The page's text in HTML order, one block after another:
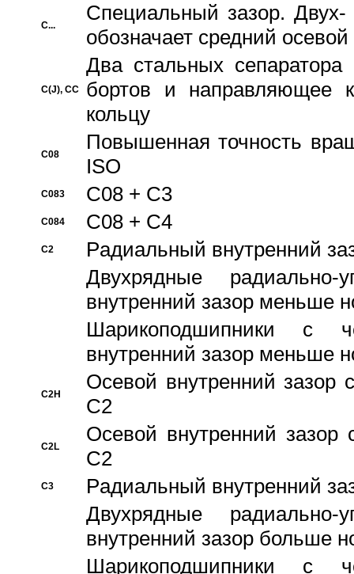
C...
Специальный зазор.
обозначает средний
C(J), CC
Два стальных сепаратора
бортов и направляющее
кольцу
C08
Повышенная точность
ISO
C083 C08 + C3
C084 C08 + C4
C2
Pадиальный внутренний
Двухрядные радиально-
внутренний зазор меньше
Шарикоподшипники с
внутренний зазор меньше
C2H
Осевой внутренний зазор
C2
C2L
Осевой внутренний зазор
C2
C3
Pадиальный внутренний
Двухрядные радиально-
внутренний зазор больше
Шарикоподшипники с